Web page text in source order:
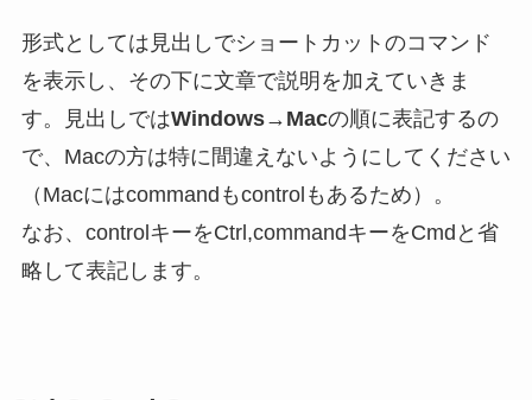
形式としては見出しでショートカットのコマンド
を表示し、その下に文章で説明を加えていきま
す。見出しではWindows→ Macの順に表記するの
で、Macの方は特に間違えないようにしてください
（Macにはcommandもcontrolもあるため）。
なお、controlキーをCtrl,commandキーをCmdと省
略して表記します。